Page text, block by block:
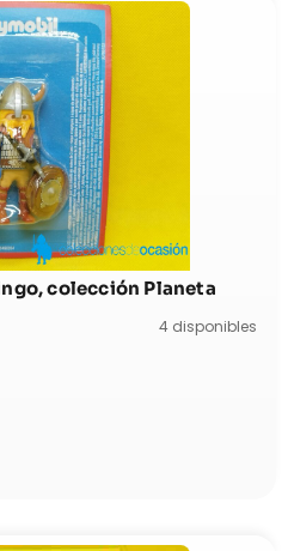
colección Planeta
4 disponibles